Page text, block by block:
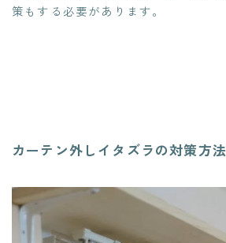
策もする必要があります。
カーテン外しイタズラの対策方法